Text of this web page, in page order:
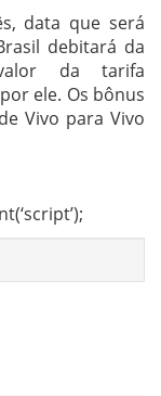
data que será
debitará da
da tarifa
ele. Os bônus
Vivo para Vivo